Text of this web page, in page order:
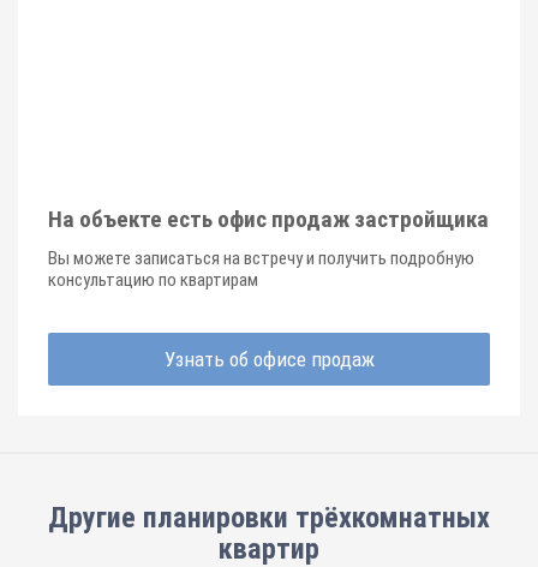
На объекте есть офис продаж застройщика
Вы можете записаться на встречу и получить подробную
консультацию по квартирам
Узнать об офисе продаж
Другие планировки трёхкомнатных
квартир